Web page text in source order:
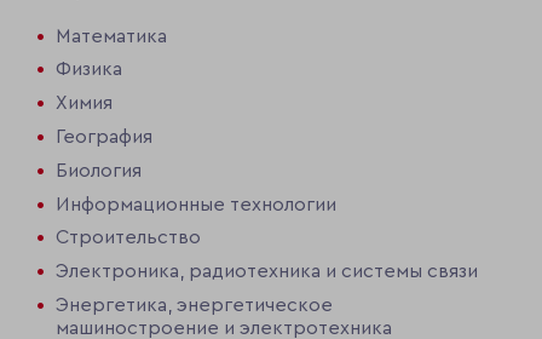
Математика
Физика
Химия
География
Биология
Информационные технологии
Строительство
Электроника, радиотехника и системы связи
Энергетика, энергетическое
машиностроение и электротехника